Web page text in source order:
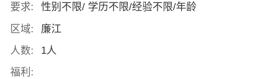
要求:
性别不限/ 学历不限/经验不限/年龄
区域:
廉江
人数:
1人
福利: